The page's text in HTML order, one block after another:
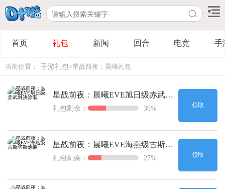
首页 礼包 新闻 回合 电竞 手
当前位置： 手游礼包>星战前夜：晨曦礼包
星战前夜：晨曦EVE旭日级赤武对决涂装
礼包剩余： 36% 领取
星战前夜：晨曦EVE海燕级古斯塔斯涂装
礼包剩余： 27% 领取